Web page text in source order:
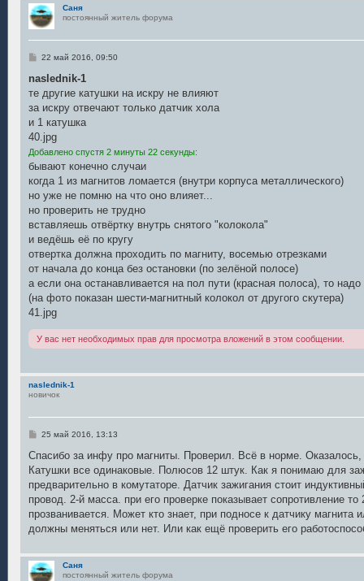
Саня
постоянный житель форума
С
о
щ
е
и
е
22 май 2016, 09:50
naslednik-1
те другие катушки на искру не влияют
за искру отвечают только датчик хола
и 1 катушка
40.jpg
Добавлено спустя 2 минуты 22 секунды:
бывают конечно случаи
когда 1 из магнитов ломается (внутри корпуса металлического)
но уже не помню на что оно влияет...
но проверить не трудно
вставляешь отвёртку внутрь снятого "колокола"
и ведёшь её по кругу
отвертка должна проходить по магниту, восемью отрезками
от начала до конца без остановки (по зелёной полосе)
а если она останавливается на пол пути (красная полоса), то
(на фото показан шести-магнитный колокол от другого скутера)
41.jpg
У вас нет необходимых прав для просмотра вложений в этом сообщении.
naslednik-1
новичок
С
о
щ
е
и
е
25 май 2016, 13:13
Спасибо за инфу про магниты. Проверил. Всё в норме.
Катушки все одинаковые. Полюсов 12 штук. Как я понимаю для
предварительно в комутаторе. Датчик зажигания стоит
провод. 2-й масса. при его проверке показывает сопротивление
прозванивается. Может кто знает, при подносе к датчику магнита
должны меняться или нет. Или как ещё проверить его
Саня
постоянный житель форума